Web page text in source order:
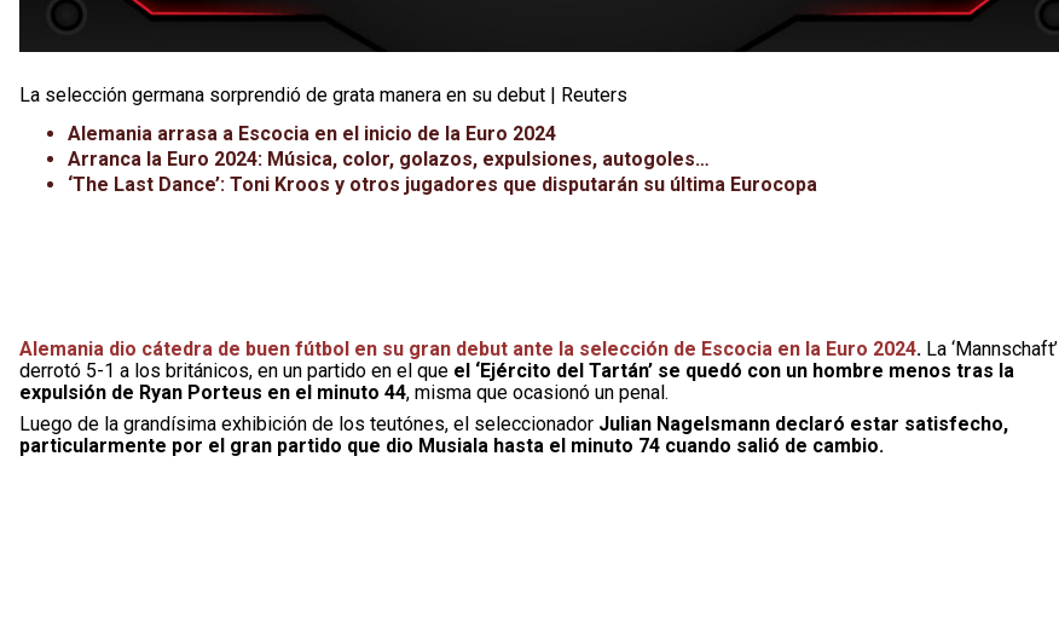
La selección germana sorprendió de grata manera en su debut | Reuters
Alemania arrasa a Escocia en el inicio de la Euro 2024
Arranca la Euro 2024: Música, color, golazos, expulsiones, autogoles…
‘The Last Dance’: Toni Kroos y otros jugadores que disputarán su última Eurocopa
Alemania dio cátedra de buen fútbol en su gran debut ante la selección de Escocia en la Euro 2024. La ‘Mannschaft’
derrotó 5-1 a los británicos, en un partido en el que el ‘Ejército del Tartán’ se quedó con un hombre menos tras la
expulsión de Ryan Porteus en el minuto 44, misma que ocasionó un penal.
Luego de la grandísima exhibición de los teutónes, el seleccionador Julian Nagelsmann declaró estar satisfecho,
particularmente por el gran partido que dio Musiala hasta el minuto 74 cuando salió de cambio.